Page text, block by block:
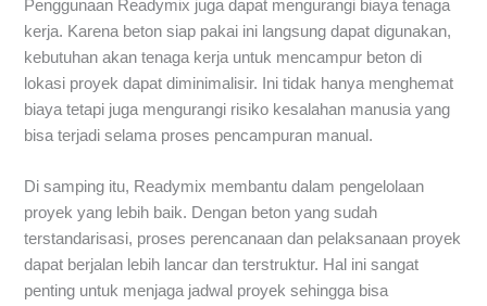
Penggunaan Readymix juga dapat mengurangi biaya tenaga
kerja. Karena beton siap pakai ini langsung dapat digunakan,
kebutuhan akan tenaga kerja untuk mencampur beton di
lokasi proyek dapat diminimalisir. Ini tidak hanya menghemat
biaya tetapi juga mengurangi risiko kesalahan manusia yang
bisa terjadi selama proses pencampuran manual.
Di samping itu, Readymix membantu dalam pengelolaan
proyek yang lebih baik. Dengan beton yang sudah
terstandarisasi, proses perencanaan dan pelaksanaan proyek
dapat berjalan lebih lancar dan terstruktur. Hal ini sangat
penting untuk menjaga jadwal proyek sehingga bisa